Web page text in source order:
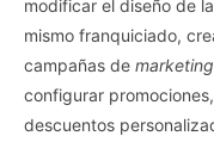
modificar el diseño de
mismo franquiciado,
campañas de marketing
configurar
descuentos